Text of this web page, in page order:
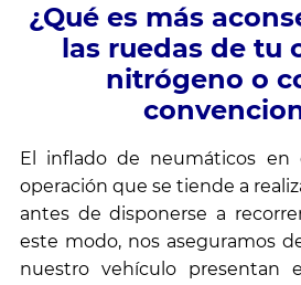
¿Qué es más
las ruedas de tu
nitrógeno o
El inflado de neumáticos en
operación que se tiende a
antes de disponerse a
este modo, nos aseguramos
nuestro vehículo presentan